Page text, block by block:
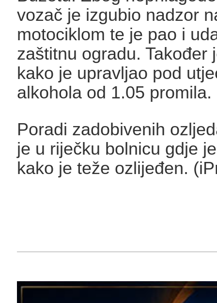
vozač je izgubio nadzor
motociklom te je pao i
zaštitnu ogradu. Također
kako je upravljao pod
alkohola od 1.05 promila.
Poradi zadobivenih
je u riječku bolnicu gdje
kako je teže ozlijeđen.